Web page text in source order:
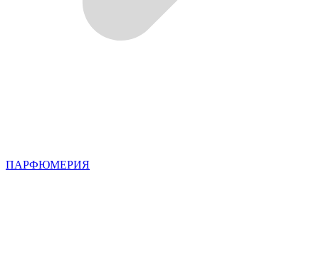
ПАРФЮМЕРИЯ